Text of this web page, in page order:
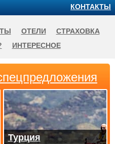
Турция
КОНТАКТЫ
ОТЕЛИ
СТРАХОВКА
ИНТЕРЕСНОЕ